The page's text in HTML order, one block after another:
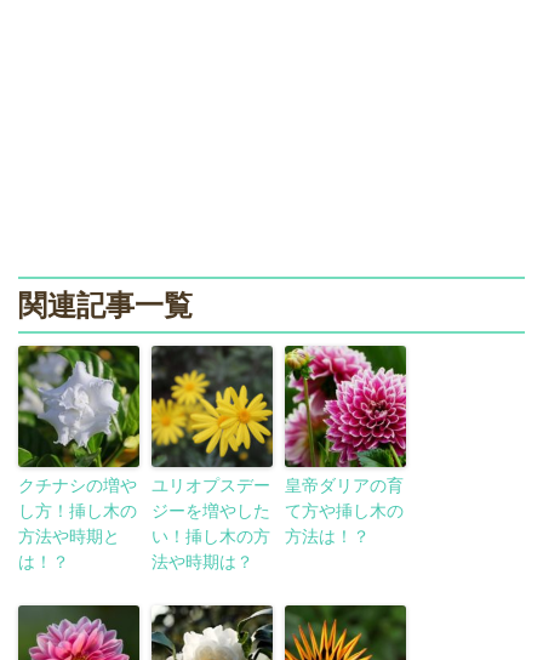
関連記事一覧
クチナシの増や
し方！挿し木の
方法や時期と
は！？
ユリオプスデー
ジーを増やした
い！挿し木の方
法や時期は？
皇帝ダリアの育
て方や挿し木の
方法は！？